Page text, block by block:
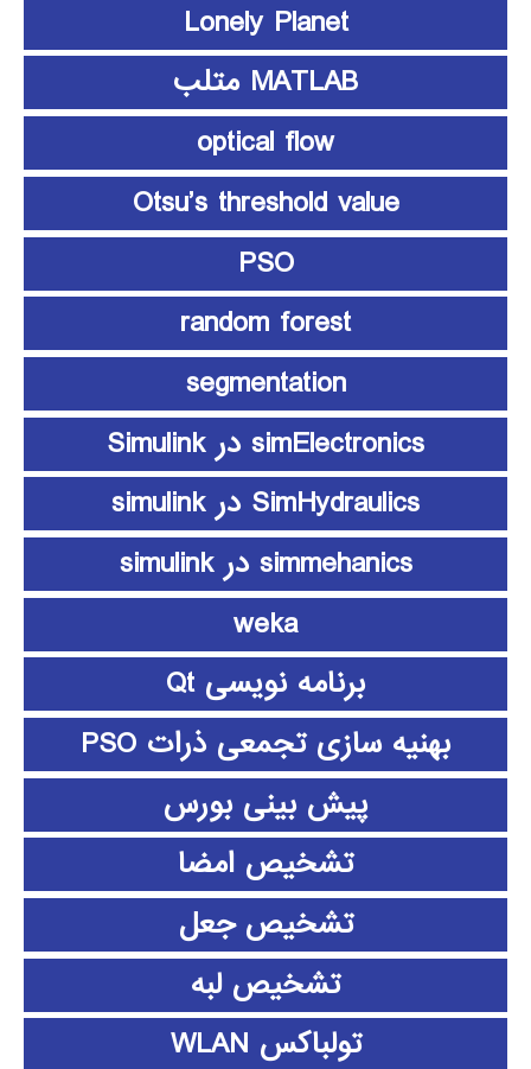
Lonely Planet
MATLAB متلب
optical flow
Otsu’s threshold value
PSO
random forest
segmentation
simElectronics در Simulink
SimHydraulics در simulink
simmehanics در simulink
weka
برنامه نویسی Qt
بهنیه سازی تجمعی ذرات PSO
پیش بینی بورس
تشخیص امضا
تشخیص جعل
تشخیص لبه
تولباکس WLAN